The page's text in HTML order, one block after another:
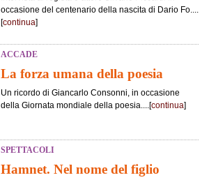
occasione del centenario della nascita di Dario Fo....
[continua]
ACCADE
La forza umana della poesia
Un ricordo di Giancarlo Consonni, in occasione
della Giornata mondiale della poesia....[continua]
SPETTACOLI
Hamnet. Nel nome del figlio